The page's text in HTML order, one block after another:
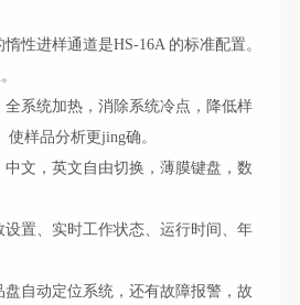
性进样通道是HS-16A 的标准配置。
系统加热，消除系统冷点，降低样
样品分析更jing确。
文，英文自由切换，薄膜键盘，数
置、实时工作状态、运行时间、年
自动定位系统，还有故障报警，故